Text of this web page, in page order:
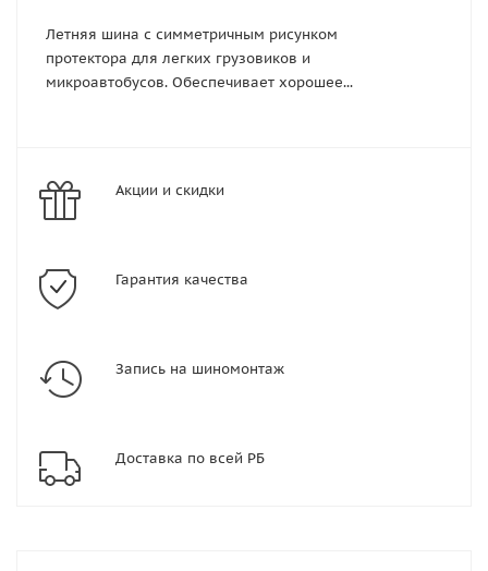
Летняя шина с симметричным рисунком
протектора для легких грузовиков и
микроавтобусов. Обеспечивает хорошее...
Акции и скидки
Гарантия качества
Запись на шиномонтаж
Доставка по всей РБ